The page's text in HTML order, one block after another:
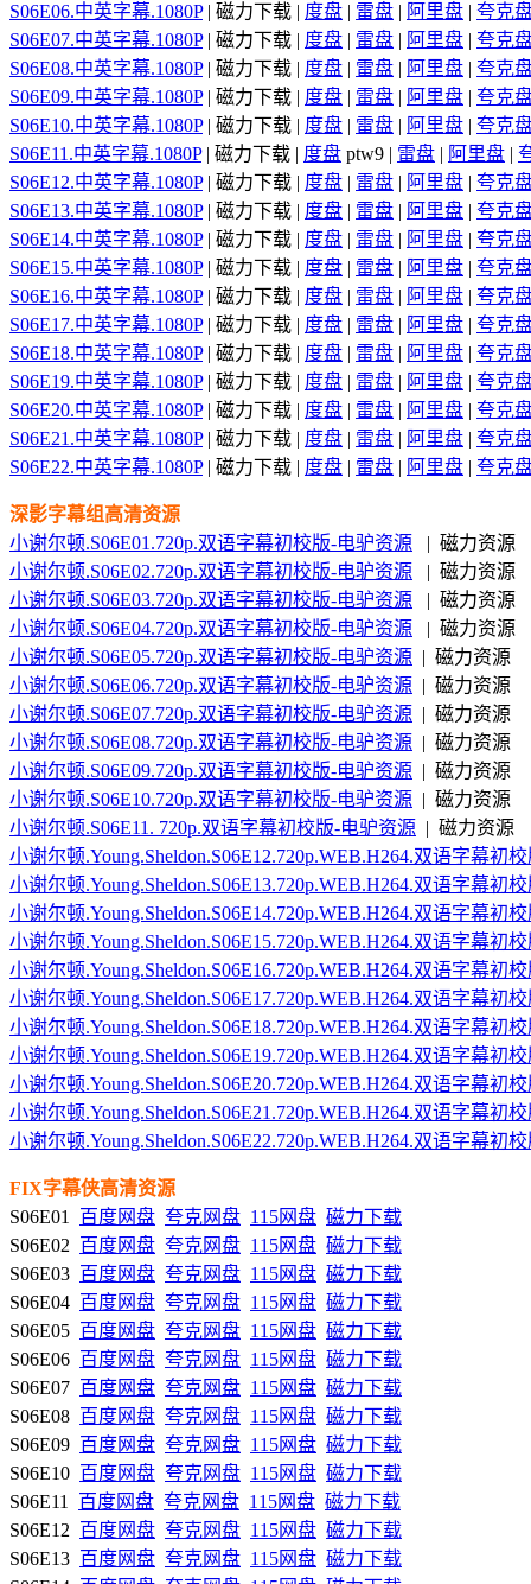
S06E06.中英字幕.1080P| 磁力下载 | 度盘 | 雷盘 | 阿里盘 | 夸克
S06E07.中英字幕.1080P| 磁力下载 | 度盘 | 雷盘 | 阿里盘 | 夸克
S06E08.中英字幕.1080P| 磁力下载 | 度盘 | 雷盘 | 阿里盘 | 夸克
S06E09.中英字幕.1080P| 磁力下载 | 度盘 | 雷盘 | 阿里盘 | 夸克
S06E10.中英字幕.1080P| 磁力下载 | 度盘 | 雷盘 | 阿里盘 | 夸克
S06E11.中英字幕.1080P| 磁力下载 | 度盘 ptw9 | 雷盘 | 阿里盘 |
S06E12.中英字幕.1080P| 磁力下载 | 度盘 | 雷盘 | 阿里盘 | 夸克
S06E13.中英字幕.1080P| 磁力下载 | 度盘 | 雷盘 | 阿里盘 | 夸克
S06E14.中英字幕.1080P| 磁力下载 | 度盘 | 雷盘 | 阿里盘 | 夸克
S06E15.中英字幕.1080P| 磁力下载 | 度盘 | 雷盘 | 阿里盘 | 夸克
S06E16.中英字幕.1080P| 磁力下载 | 度盘 | 雷盘 | 阿里盘 | 夸克
S06E17.中英字幕.1080P| 磁力下载 | 度盘 | 雷盘 | 阿里盘 | 夸克
S06E18.中英字幕.1080P| 磁力下载 | 度盘 | 雷盘 | 阿里盘 | 夸克
S06E19.中英字幕.1080P| 磁力下载 | 度盘 | 雷盘 | 阿里盘 | 夸克
S06E20.中英字幕.1080P| 磁力下载 | 度盘 | 雷盘 | 阿里盘 | 夸克
S06E21.中英字幕.1080P| 磁力下载 | 度盘 | 雷盘 | 阿里盘 | 夸克
S06E22.中英字幕.1080P| 磁力下载 | 度盘 | 雷盘 | 阿里盘 | 夸克
深影字幕组高清资源
小谢尔顿.S06E01.720p.双语字幕初校版-电驴资源 | 磁力资源
小谢尔顿.S06E02.720p.双语字幕初校版-电驴资源 | 磁力资源
小谢尔顿.S06E03.720p.双语字幕初校版-电驴资源 | 磁力资源
小谢尔顿.S06E04.720p.双语字幕初校版-电驴资源 | 磁力资源
小谢尔顿.S06E05.720p.双语字幕初校版-电驴资源 | 磁力资源
小谢尔顿.S06E06.720p.双语字幕初校版-电驴资源 | 磁力资源
小谢尔顿.S06E07.720p.双语字幕初校版-电驴资源 | 磁力资源
小谢尔顿.S06E08.720p.双语字幕初校版-电驴资源 | 磁力资源
小谢尔顿.S06E09.720p.双语字幕初校版-电驴资源 | 磁力资源
小谢尔顿.S06E10.720p.双语字幕初校版-电驴资源 | 磁力资源
小谢尔顿.S06E11. 720p.双语字幕初校版-电驴资源 | 磁力资源
小谢尔顿.Young.Sheldon.S06E12.720p.WEB.H264.双语字幕初
小谢尔顿.Young.Sheldon.S06E13.720p.WEB.H264.双语字幕初
小谢尔顿.Young.Sheldon.S06E14.720p.WEB.H264.双语字幕初
小谢尔顿.Young.Sheldon.S06E15.720p.WEB.H264.双语字幕初
小谢尔顿.Young.Sheldon.S06E16.720p.WEB.H264.双语字幕初
小谢尔顿.Young.Sheldon.S06E17.720p.WEB.H264.双语字幕初
小谢尔顿.Young.Sheldon.S06E18.720p.WEB.H264.双语字幕初
小谢尔顿.Young.Sheldon.S06E19.720p.WEB.H264.双语字幕初
小谢尔顿.Young.Sheldon.S06E20.720p.WEB.H264.双语字幕初
小谢尔顿.Young.Sheldon.S06E21.720p.WEB.H264.双语字幕初
小谢尔顿.Young.Sheldon.S06E22.720p.WEB.H264.双语字幕初
FIX字幕侠高清资源
S06E01 百度网盘 夸克网盘 115网盘 磁力下载
S06E02 百度网盘 夸克网盘 115网盘 磁力下载
S06E03 百度网盘 夸克网盘 115网盘 磁力下载
S06E04 百度网盘 夸克网盘 115网盘 磁力下载
S06E05 百度网盘 夸克网盘 115网盘 磁力下载
S06E06 百度网盘 夸克网盘 115网盘 磁力下载
S06E07 百度网盘 夸克网盘 115网盘 磁力下载
S06E08 百度网盘 夸克网盘 115网盘 磁力下载
S06E09 百度网盘 夸克网盘 115网盘 磁力下载
S06E10 百度网盘 夸克网盘 115网盘 磁力下载
S06E11 百度网盘 夸克网盘 115网盘 磁力下载
S06E12 百度网盘 夸克网盘 115网盘 磁力下载
S06E13 百度网盘 夸克网盘 115网盘 磁力下载